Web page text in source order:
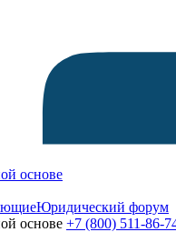
основе
Юридический форум
основе +7 (800) 511-86-